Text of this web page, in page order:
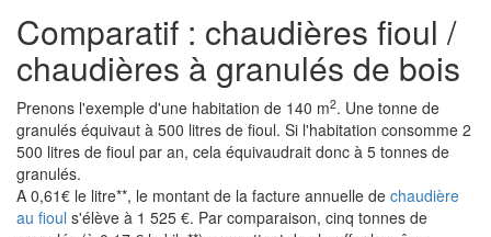
Comparatif : chaudières fioul /
chaudières à granulés de bois
Prenons l'exemple d'une habitation de 140 m2. Une tonne de
granulés équivaut à 500 litres de fioul. Si l'habitation consomme 2
500 litres de fioul par an, cela équivaudrait donc à 5 tonnes de
granulés.
A 0,61€ le litre**, le montant de la facture annuelle de chaudière
au fioul s'élève à 1 525 €. Par comparaison, cinq tonnes de